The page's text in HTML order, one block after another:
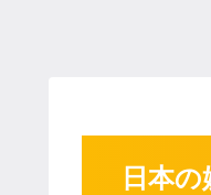
日本